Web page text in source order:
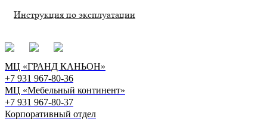
Инструкция по эксплуатации
МЦ «ГРАНД КАНЬОН»
+7 931 967-80-36
МЦ «Мебельный континент»
+7 931 967-80-37
Корпоративный отдел